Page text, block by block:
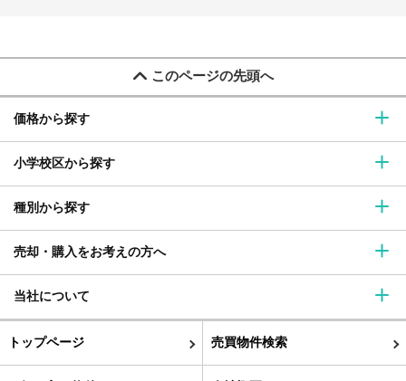
このページの先頭へ
価格から探す
小学校区から探す
種別から探す
売却・購入をお考えの方へ
当社について
トップページ 売買物件検索